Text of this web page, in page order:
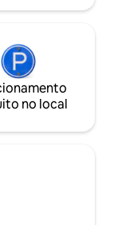
no local